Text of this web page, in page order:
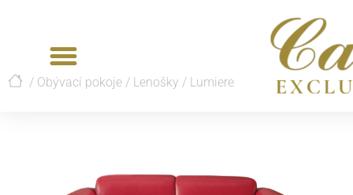
/ Obývací pokoje / Lenošky / Lumiere